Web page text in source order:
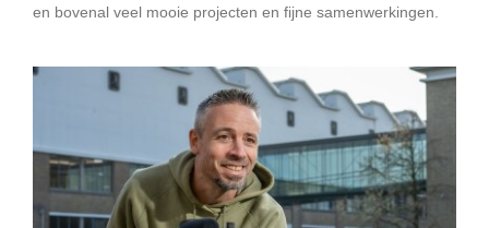
en bovenal veel mooie projecten en fijne samenwerkingen.